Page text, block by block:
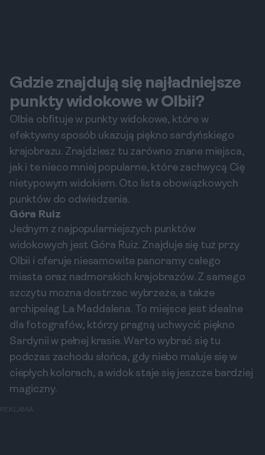
Gdzie znajdują się najładniejsze
punkty widokowe w Olbii?
Olbia obfituje w punkty widokowe, które w
efektywny sposób ukazują piękno sardyńskiego
krajobrazu. Znajdziesz tu zarówno znane miejsca,
jak i te nieco mniej popularne, które zachwycą Cię
nietypowym widokiem. Oto lista obowiązkowych
punktów do odwiedzenia.
Góra Ruiz
Jednym z najpopularniejszych punktów
widokowych jest Góra Ruiz. Znajduje się tuż przy
Olbii i oferuje niesamowite panoramy całego
miasta oraz nadmorskich krajobrazów. Z samego
szczytu można dostrzec wybrzeże, a także
archipelag La Maddalena. To miejsce jest idealne
dla fotografów, którzy pragną uchwycić piękno
Sardynii w pełnej krasie. Warto wybrać się tu
podczas zachodu słońca, gdy niebo maluje się w
ciepłych kolorach, a widok staje się jeszcze bardziej
magiczny.
REKLAMA